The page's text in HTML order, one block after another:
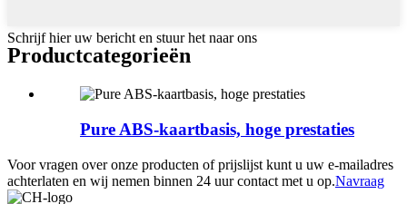
Schrijf hier uw bericht en stuur het naar ons
Productcategorieën
Pure ABS-kaartbasis, hoge prestaties
Voor vragen over onze producten of prijslijst kunt u uw e-mailadres
achterlaten en wij nemen binnen 24 uur contact met u op.Navraag